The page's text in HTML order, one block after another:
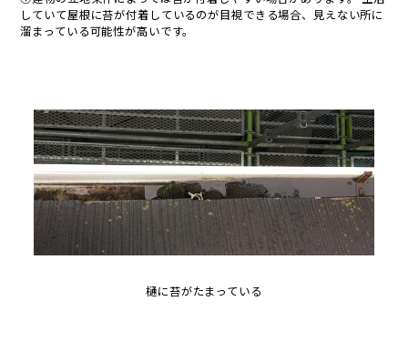
していて屋根に苔が付着しているのが目視できる場合、見えない所に
溜まっている可能性が高いです。
樋に苔がたまっている